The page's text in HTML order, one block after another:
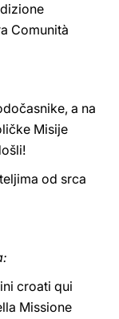
Comunità
a na
Misije
od srca
croati qui
Missione